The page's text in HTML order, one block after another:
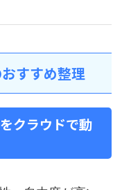
すすめ整理
クラウドで動